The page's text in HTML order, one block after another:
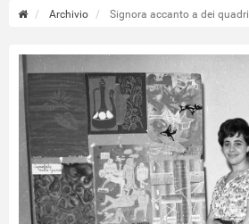
Archivio Signora accanto a dei quadri